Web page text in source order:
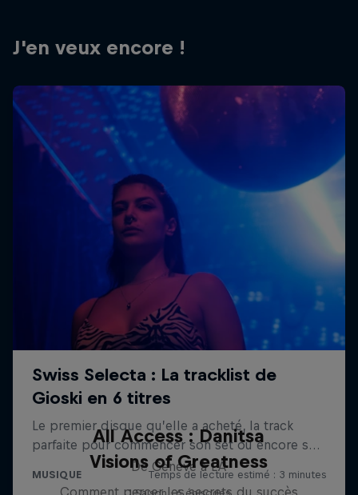
J'en veux encore !
All Access : Danitsa
De Genève à LA
Visions of Greatness